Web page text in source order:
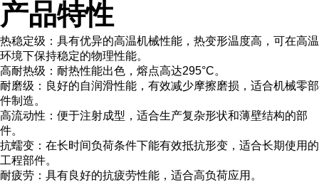
产品特性
热稳定级：具有优异的高温机械性能，热变形温度高，可在高温
环境下保持稳定的物理性能。
高耐热级：耐热性能出色，熔点高达295°C。
耐磨级：良好的自润滑性能，有效减少摩擦磨损，适合机械零部
件制造。
高流动性：便于注射成型，适合生产复杂形状和薄壁结构的部
件。
抗蠕变：在长时间负荷条件下能有效抵抗形变，适合长期使用的
工程部件。
耐疲劳：具有良好的抗疲劳性能，适合高负荷应用。